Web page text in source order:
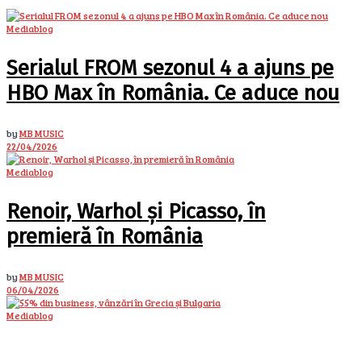
Mediablog
Serialul FROM sezonul 4 a ajuns pe
HBO Max în România. Ce aduce nou
byMB MUSIC
22/04/2026
Mediablog
Renoir, Warhol și Picasso, în
premieră în România
byMB MUSIC
06/04/2026
Mediablog